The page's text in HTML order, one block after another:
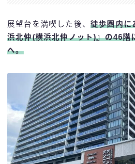
展望台を満喫した後、 徒歩圏内に
浜北仲(横浜北仲ノット)』の46階
へ。